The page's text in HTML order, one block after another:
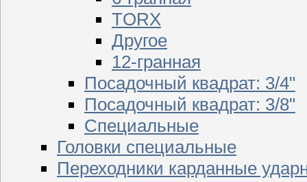
TORX
Другое
12-гранная
Посадочный квадрат: 3/4"
Посадочный квадрат: 3/8"
Специальные
Головки специальные
Переходники карданные